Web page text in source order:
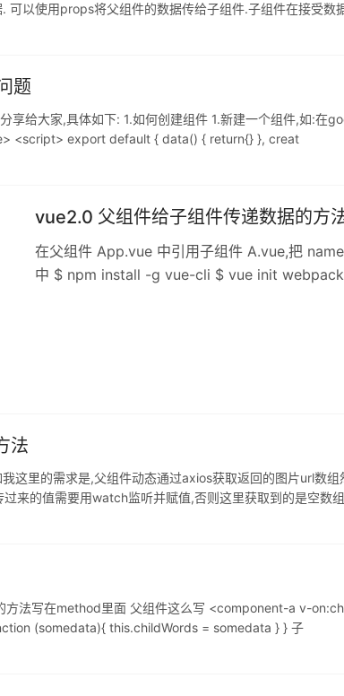
可以使用props将父组件的数据传给子组件.子组件在接受
题
享给大家,具体如下: 1.如何创建组件 1.新建一个组件,如:
<script> export default { data() { return{} }, creat
vue2.0 父组件给子组件传递数据的方
在父组件 App.vue 中引用子组件 A.vue,把
中 $ npm install -g vue-cli $ vue init
法
这里的需求是,父组件动态通过axios获取返回的图片url数
过来的值需要用watch监听并赋值,否则这里获取到的是
方法写在method里面 父组件这么写 <component-a v-
(somedata){ this.childWords = somedata } } 子